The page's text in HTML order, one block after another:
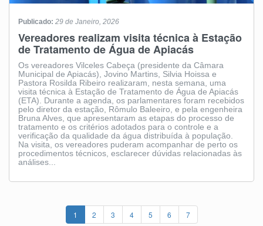
Publicado: 29 de Janeiro, 2026
Vereadores realizam visita técnica à Estação
de Tratamento de Água de Apiacás
Os vereadores Vilceles Cabeça (presidente da Câmara
Municipal de Apiacás), Jovino Martins, Silvia Hoissa e
Pastora Rosilda Ribeiro realizaram, nesta semana, uma
visita técnica à Estação de Tratamento de Água de Apiacás
(ETA). Durante a agenda, os parlamentares foram recebidos
pelo diretor da estação, Rômulo Baleeiro, e pela engenheira
Bruna Alves, que apresentaram as etapas do processo de
tratamento e os critérios adotados para o controle e a
verificação da qualidade da água distribuída à população.
Na visita, os vereadores puderam acompanhar de perto os
procedimentos técnicos, esclarecer dúvidas relacionadas às
análises...
1 2 3 4 5 6 7